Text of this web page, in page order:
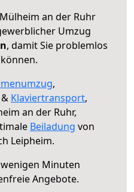
an der Ruhr
Umzug
, damit Sie problemlos
,
Klaviertransport,
an der Ruhr,
Beiladung von
Leipheim.
Minuten
Angebote.